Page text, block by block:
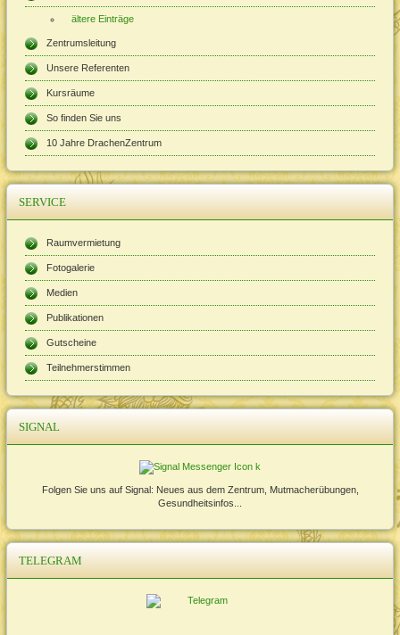
ältere Einträge
Zentrumsleitung
Unsere Referenten
Kursräume
So finden Sie uns
10 Jahre DrachenZentrum
SERVICE
Raumvermietung
Fotogalerie
Medien
Publikationen
Gutscheine
Teilnehmerstimmen
SIGNAL
Folgen Sie uns auf Signal: Neues aus dem Zentrum, Mutmacherübungen,
Gesundheitsinfos...
TELEGRAM